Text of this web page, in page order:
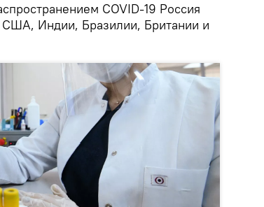
COVID-19 Россия
США, Индии, Бразилии, Британии и